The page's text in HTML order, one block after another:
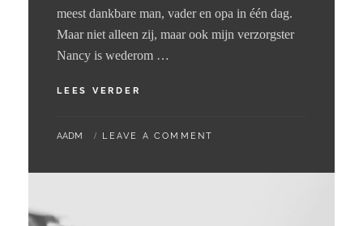
meest dankbare man, vader en opa in één dag.
Maar niet alleen zij, maar ook mijn verzorgster
Nancy is wederom …
LEES VERDER
–
BY
AADM LEAVE A COMMENT